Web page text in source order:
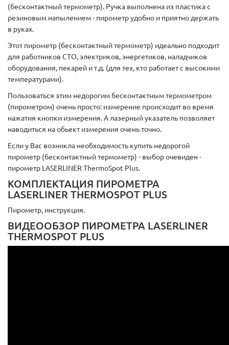
(бесконтактный термометр). Ручка выполнена из пластика с
резиновым напылением - пирометр удобно и приятно держать
в руках.
Этот пирометр (бесконтактный термометр) идеально подходит
для работников СТО, электриков, энергетиков, наладчиков
оборудования, пекарей и т.д. (для тех, кто работает с высокими
температурами).
Пользоваться этим недорогим бесконтактным термометром
(пирометром) очень просто: измерение происходит во время
нажатия кнопки измерения. А лазерный указатель позволяет
наводиться на обьект измерения очень точно.
Если у Вас возникла необходимость купить недорогой
пирометр (бесконтактный термометр) - выбор очевиден -
пирометр LASERLINER ThermoSpot Plus.
КОМПЛЕКТАЦИЯ ПИРОМЕТРА
LASERLINER THERMOSPOT PLUS
Пирометр, инструкция.
ВИДЕООБЗОР ПИРОМЕТРА LASERLINER
THERMOSPOT PLUS